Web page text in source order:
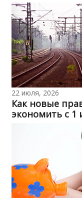
22 июля, 2026
Как новые
экономить с 1